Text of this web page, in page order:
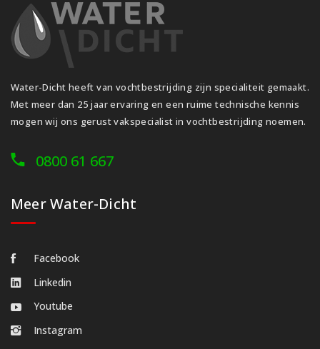
Water-Dicht heeft van vochtbestrijding zijn specialiteit gemaakt.
Met meer dan 25 jaar ervaring en een ruime technische kennis
mogen wij ons gerust vakspecialist in vochtbestrijding noemen.
0800 61 667
Meer Water-Dicht
Facebook
Linkedin
Youtube
Instagram